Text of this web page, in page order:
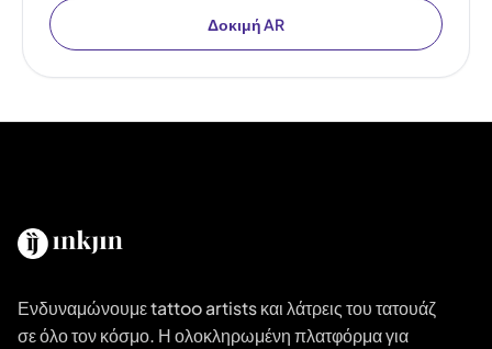
Δοκιμή AR
Ενδυναμώνουμε tattoo artists και λάτρεις του τατουάζ
σε όλο τον κόσμο. Η ολοκληρωμένη πλατφόρμα για